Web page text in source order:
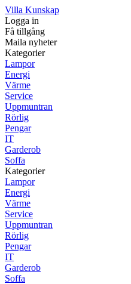
Villa Kunskap
Logga in
Få tillgång
Maila nyheter
Kategorier
Lampor
Energi
Värme
Service
Uppmuntran
Rörlig
Pengar
IT
Garderob
Soffa
Kategorier
Lampor
Energi
Värme
Service
Uppmuntran
Rörlig
Pengar
IT
Garderob
Soffa